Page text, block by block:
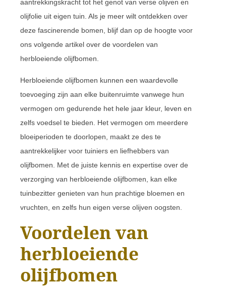
aantrekkingskracht tot het genot van verse olijven en
olijfolie uit eigen tuin. Als je meer wilt ontdekken over
deze fascinerende bomen, blijf dan op de hoogte voor
ons volgende artikel over de voordelen van
herbloeiende olijfbomen.
Herbloeiende olijfbomen kunnen een waardevolle
toevoeging zijn aan elke buitenruimte vanwege hun
vermogen om gedurende het hele jaar kleur, leven en
zelfs voedsel te bieden. Het vermogen om meerdere
bloeiperioden te doorlopen, maakt ze des te
aantrekkelijker voor tuiniers en liefhebbers van
olijfbomen. Met de juiste kennis en expertise over de
verzorging van herbloeiende olijfbomen, kan elke
tuinbezitter genieten van hun prachtige bloemen en
vruchten, en zelfs hun eigen verse olijven oogsten.
Voordelen van
herbloeiende
olijfbomen